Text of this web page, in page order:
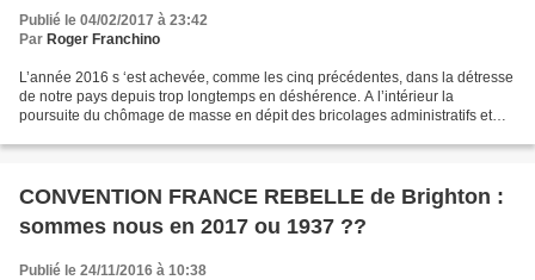
Publié le 04/02/2017 à 23:42
Par Roger Franchino
L’année 2016 s ‘est achevée, comme les cinq précédentes, dans la détresse
de notre pays depuis trop longtemps en déshérence. A l’intérieur la
poursuite du chômage de masse en dépit des bricolages administratifs et
CONVENTION FRANCE REBELLE de Brighton :
sommes nous en 2017 ou 1937 ??
Publié le 24/11/2016 à 10:38